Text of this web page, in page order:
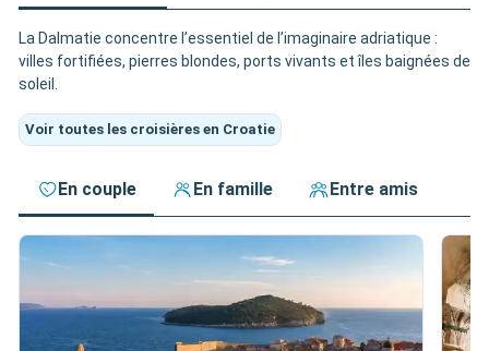
La Dalmatie concentre l’essentiel de l’imaginaire adriatique :
villes fortifiées, pierres blondes, ports vivants et îles baignées de
soleil.
Voir toutes les croisières en Croatie
En couple En famille Entre amis